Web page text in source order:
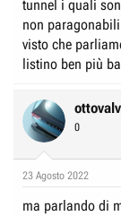
tunnel i quali
non
visto che
listino ben più
0
23 Agosto 2022
ma parlando di